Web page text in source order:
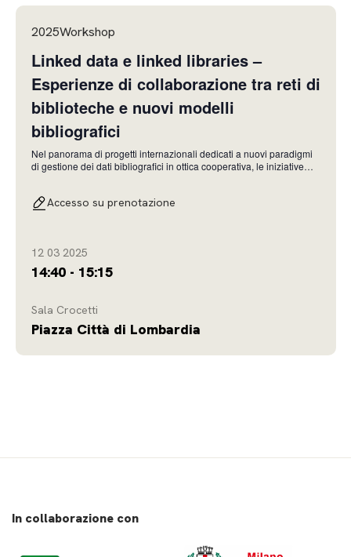
12 03 2025
14:40 - 15:15
Sala Crocetti
Piazza Città di Lombardia
2025Workshop
Linked data e linked libraries –
Esperienze di collaborazione tra reti di
biblioteche e nuovi modelli
bibliografici
Nel panorama di progetti internazionali dedicati a nuovi paradigmi
di gestione dei dati bibliografici in ottica cooperativa, le iniziative
strumenti di gestione dei dati biblio
Accesso su prenotazione
In collaborazione con